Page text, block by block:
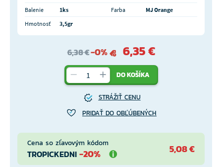
Balenie 1ks Farba
MJ Orange
Hmotnosť
3,5gr
6,38 €-0% 6,35 €
DO KOŠÍKA
STRÁŽIŤ CENU
PRIDAŤ DO OBĽÚBENÝCH
Cena so zľavovým kódom
TROPICKEDNI -20% 5,08 €